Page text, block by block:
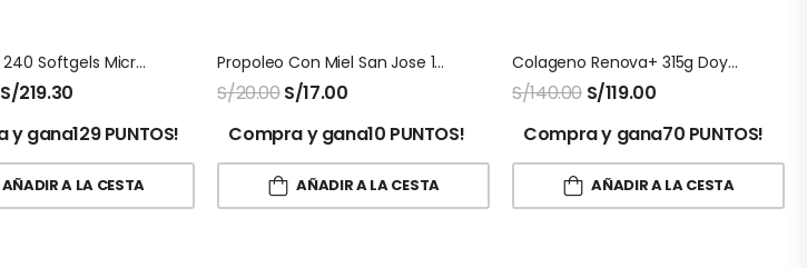
Omega-3 240 Softgels Microingredients
S/219.30
y gana129 PUNTOS!
AÑADIR A LA CESTA
Propoleo Con Miel San Jose 120 Ml
S/20.00S/17.00
Compra y gana10 PUNTOS!
AÑADIR A LA CESTA
Colageno Renova+ 315g Doypack
S/140.00 S/119.00
Compra y gana70 PUNTOS!
AÑADIR A LA CESTA